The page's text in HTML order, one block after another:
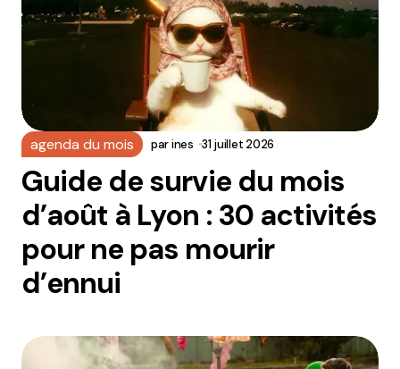
agenda du mois parines 31 juillet 2026
Guide de survie du mois
d’août à Lyon : 30 activités
pour ne pas mourir
d’ennui